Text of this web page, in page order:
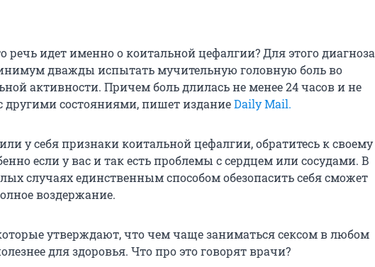
речь идет именно о коитальной цефалгии? Для этого диагноза
дважды испытать мучительную головную боль во
активности. Причем боль длилась не менее 24 часов и не
другими состояниями, пишет изданиеDaily Mail.
у себя признаки коитальной цефалгии, обратитесь к своему
если у вас и так есть проблемы с сердцем или сосудами. В
случаях единственным способом обезопасить себя сможет
воздержание.
утверждают, что чем чаще заниматься сексом в любом
для здоровья. Что про это говорят врачи?